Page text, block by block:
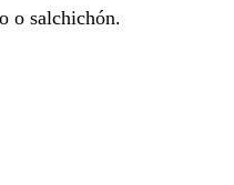
o salchichón.